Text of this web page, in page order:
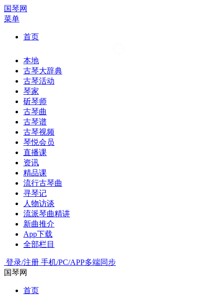
国琴网
菜单
首页
本地
古琴大辞典
古琴活动
琴家
斫琴师
古琴曲
古琴谱
古琴视频
琴悦会员
直播课
资讯
精品课
流行古琴曲
寻琴记
人物访谈
流派琴曲精讲
新曲推介
App下载
全部栏目
登录/注册 手机/PC/APP多端同步
国琴网
首页